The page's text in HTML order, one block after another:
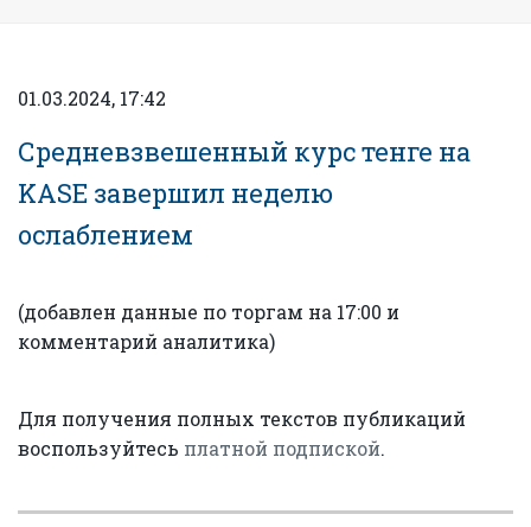
01.03.2024, 17:42
Средневзвешенный курс тенге на
KASE завершил неделю
ослаблением
(добавлен данные по торгам на 17:00 и
комментарий аналитика)
Для получения полных текстов публикаций
воспользуйтесь платной подпиской.